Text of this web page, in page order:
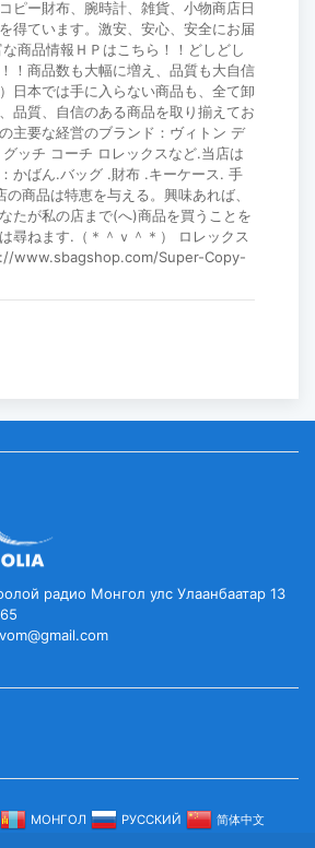
ピー財布、腕時計、雑貨、小物商店日
得ています。激安、安心、安全にお届
商品情報ＨＰはこちら！！どしどし
！商品数も大幅に増え、品質も大自信
日本では手に入らない商品も、全て卸
品質、自信のある商品を取り揃えてお
主要な経営のブランド：ヴィトン デ
ッチ コーチ ロレックスなど.当店は
かばん.バッグ .財布 .キーケース. 手
商品は特恵を与える。興味あれば、
たが私の店まで(へ)商品を買うことを
尋ねます.（＊＾ｖ＾＊） ロレックス
www.sbagshop.com/Super-Copy-
радио Монгол улс Улаанбаатар 13
МОНГОЛ РУССКИЙ 简体中文